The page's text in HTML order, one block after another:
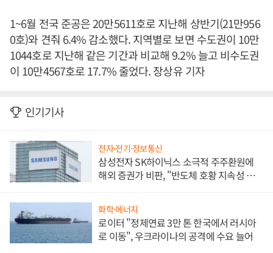
1~6월 전국 준공은 20만5611호로 지난해 상반기(21만956
0호)와 견줘 6.4% 감소했다. 지역별로 보면 수도권이 10만
1044호로 지난해 같은 기간과 비교해 9.2% 늘고 비수도권
이 10만4567호로 17.7% 줄었다. 장상유 기자
인기기사
전자·전기·정보통신
삼성전자 SK하이닉스 소극적 주주환원에
해외 증권가 비판, "반도체 호황 지속성 의
화학·에너지
로이터 "정제연료 3만 톤 한국에서 러시아
로 이동", 우크라이나의 공격에 수요 늘어